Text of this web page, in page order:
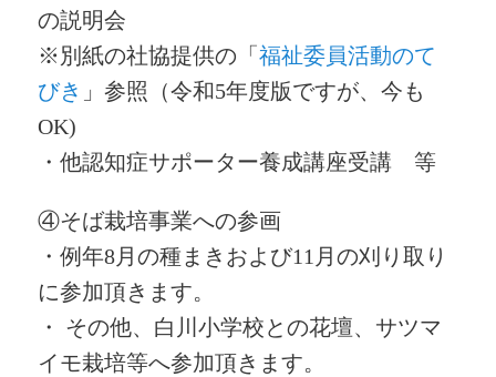
の説明会
※別紙の社協提供の「福祉委員活動のて
びき 」参照（令和5年度版ですが、今も
OK)
・他認知症サポーター養成講座受講 等
④そば栽培事業への参画
・例年8月の種まきおよび11月の刈り取り
に参加頂きます。
・ その他、白川小学校との花壇、サツマ
イモ栽培等へ参加頂きます。